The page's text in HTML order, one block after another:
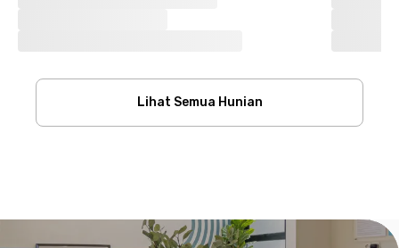
Lihat Semua Hunian